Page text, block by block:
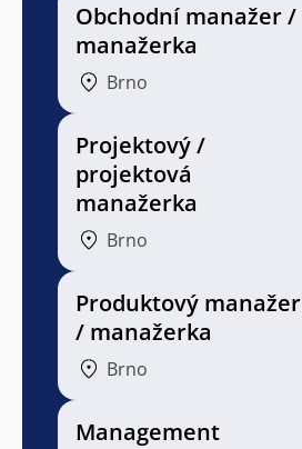
Obchodní manažer /
manažerka
Brno
Projektový /
projektová
manažerka
Brno
Produktový manažer
/ manažerka
Brno
Management